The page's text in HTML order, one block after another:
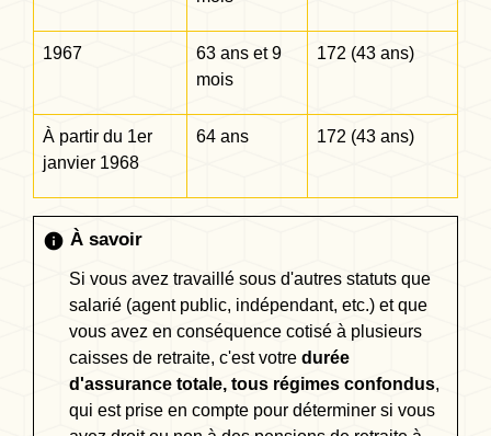
1967
63 ans et 9
mois
172 (43 ans)
À partir du 1er
janvier 1968
64 ans 172 (43 ans)
info À savoir
Si vous avez travaillé sous d'autres statuts que
salarié (agent public, indépendant, etc.) et que
vous avez en conséquence cotisé à plusieurs
caisses de retraite, c'est votre durée
d'assurance totale, tous régimes confondus,
qui est prise en compte pour déterminer si vous